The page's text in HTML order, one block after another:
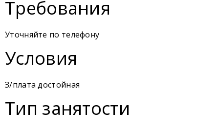
Требования
Уточняйте по телефону
Условия
З/плата достойная
Тип занятости